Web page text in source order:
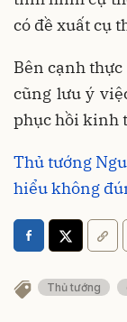
có đề xuất cụ
Bên cạnh
cũng lưu ý
phục hồi kinh
Thủ tướng
hiểu không
Thủ tướng